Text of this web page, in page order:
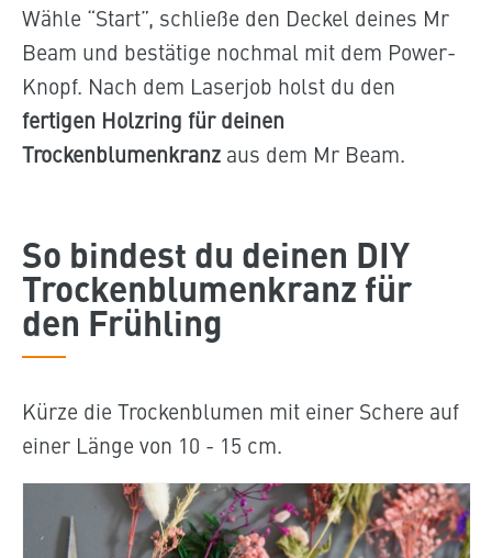
Wähle “Start”, schließe den Deckel deines Mr
Beam und bestätige nochmal mit dem Power-
Knopf. Nach dem Laserjob holst du den
fertigen Holzring für deinen
Trockenblumenkranzaus dem Mr Beam.
So bindest du deinen DIY
Trockenblumenkranz für
den Frühling
Kürze die Trockenblumen mit einer Schere auf
einer Länge von 10 - 15 cm.